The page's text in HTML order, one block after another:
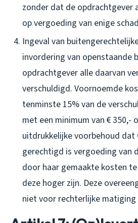
zonder dat de opdrachtgever
op vergoeding van enige
Ingeval van
invordering van openstaande
opdrachtgever alle daarvan
verschuldigd. Voornoemde
tenminste 15% van de
met een minimum van € 350,-
uitdrukkelijke voorbehoud dat
gerechtigd is vergoeding van
door haar gemaakte kosten
deze hoger zijn. Deze
niet voor rechterlijke matiging